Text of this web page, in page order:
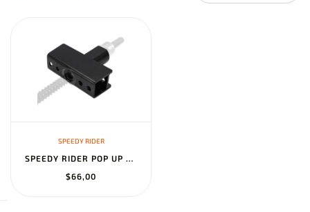
SPEEDY RIDER
SPEEDY RIDER POP UP CAMPER ACME DRAWBAR & NUT SET FOR LIFT SYSTEM...
$66,00